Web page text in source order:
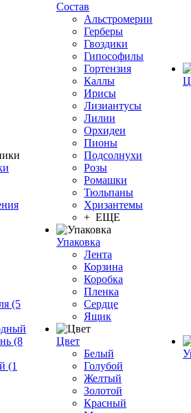
(5
(8
(1
Состав
Альстромерии
Герберы
Гвоздики
Гипософилы
Гортензия
Каллы
Ирисы
Лизиантусы
Лилии
Орхидеи
Пионы
Подсолнухи
Розы
Ромашки
Тюльпаны
Хризантемы
+ ЕЩЕ
Упаковка
Лента
Корзина
Коробка
Пленка
Сердце
Ящик
Цвет
Белый
Голубой
Желтый
Золотой
Красный